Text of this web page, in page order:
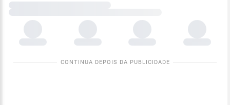
Carregando
dados
meteorológicos